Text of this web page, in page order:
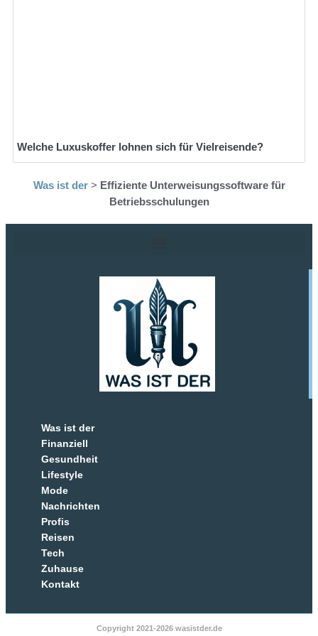
Welche Luxuskoffer lohnen sich für Vielreisende?
Was ist der> Effiziente Unterweisungssoftware für
Betriebsschulungen
Was ist der
Finanziell
Gesundheit
Lifestyle
Mode
Nachrichten
Profis
Reisen
Tech
Zuhause
Kontakt
Copyright 2021-2026 wasistder.de